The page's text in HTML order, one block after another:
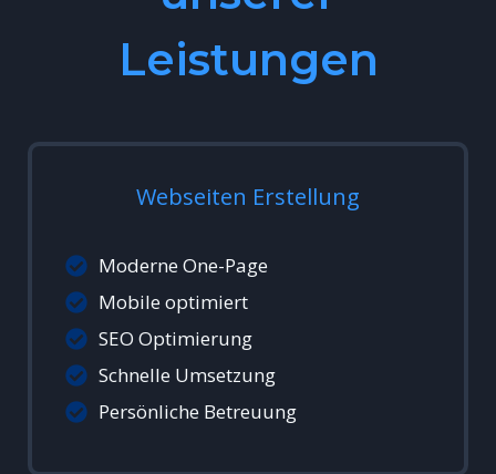
Leistungen
Webseiten Erstellung
Moderne One-Page
Mobile optimiert
SEO Optimierung
Schnelle Umsetzung
Persönliche Betreuung